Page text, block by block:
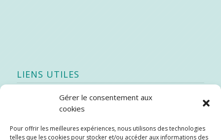
Gérer le consentement aux
cookies
Pour offrir les meilleures expériences, nous utilisons des technologies
telles que les cookies pour stocker et/ou accéder aux informations des
LIENS UTILES
Quoi de neuf
Stratégie québécoise d’économie d’eau potable